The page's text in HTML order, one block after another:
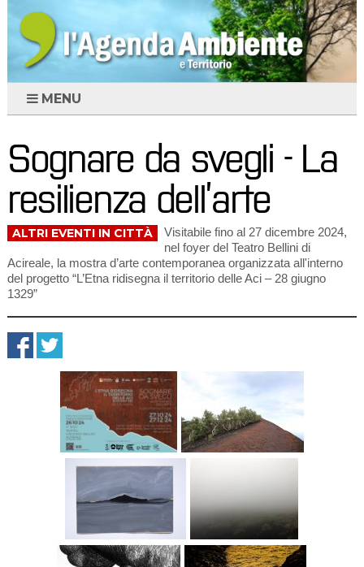
MENU
Sognare da svegli - La
resilienza dell’arte
ALTRI EVENTI IN CITTÀ
Visitabile fino al 27 dicembre 2024,
nel foyer del Teatro Bellini di
Acireale, la mostra d’arte contemporanea organizzata all'interno
del progetto “L’Etna ridisegna il territorio delle Aci – 28 giugno
1329”